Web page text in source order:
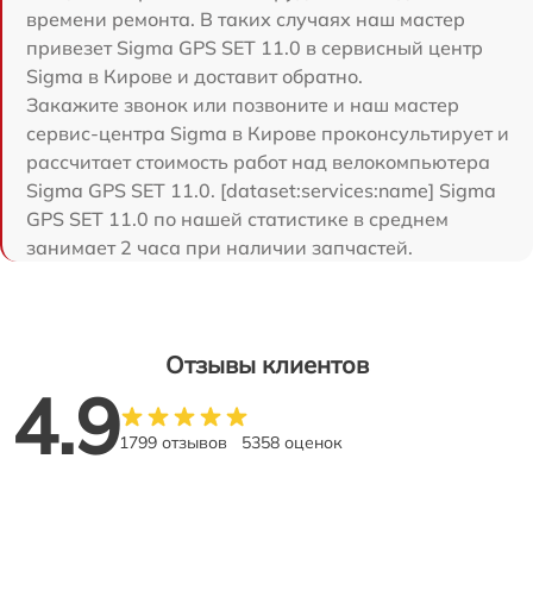
времени ремонта. В таких случаях наш мастер
привезет Sigma GPS SET 11.0 в сервисный центр
Sigma в Кирове и доставит обратно.
Закажите звонок или позвоните и наш мастер
сервис-центра Sigma в Кирове проконсультирует и
рассчитает стоимость работ над велокомпьютера
Sigma GPS SET 11.0. [dataset:services:name] Sigma
GPS SET 11.0 по нашей статистике в среднем
занимает 2 часа при наличии запчастей.
Отзывы клиентов
4.91799 отзывов 5358 оценок